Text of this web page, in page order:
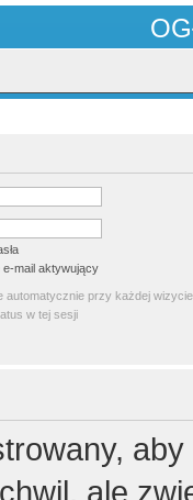
e-mail aktywujący
automatycznie przy każdej wizycie
w tej sesji
ale